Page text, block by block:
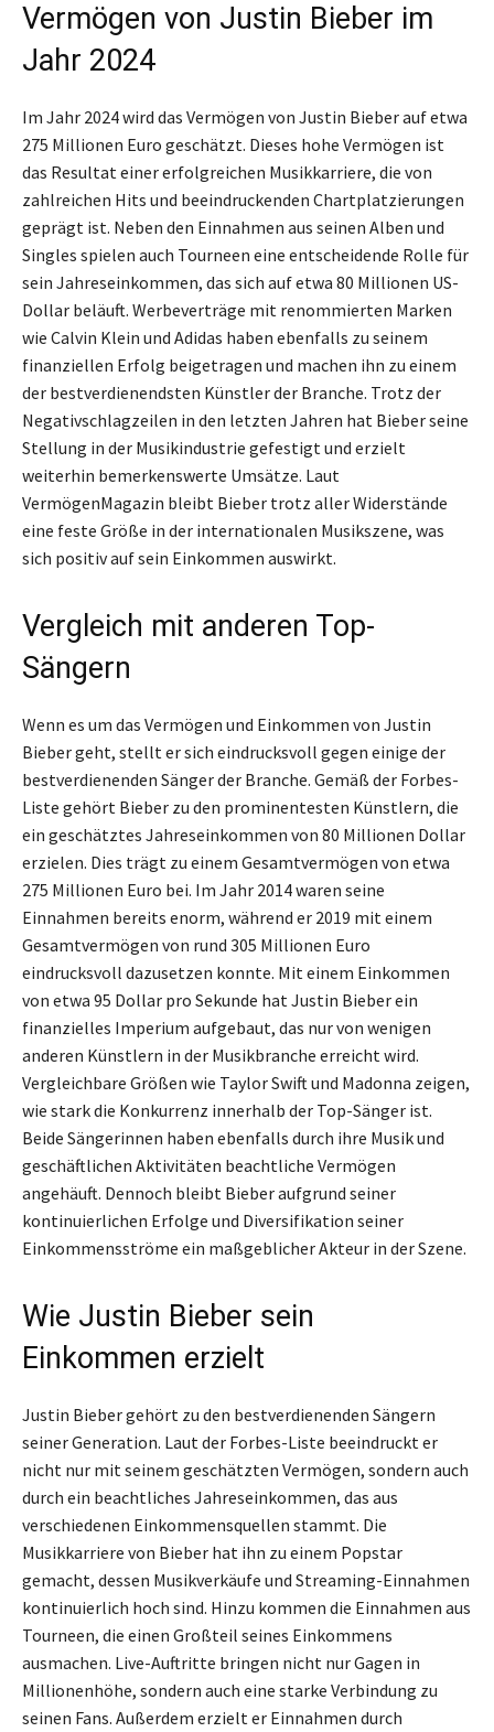
Vermögen von Justin Bieber im
Jahr 2024
Im Jahr 2024 wird das Vermögen von Justin Bieber auf etwa
275 Millionen Euro geschätzt. Dieses hohe Vermögen ist
das Resultat einer erfolgreichen Musikkarriere, die von
zahlreichen Hits und beeindruckenden Chartplatzierungen
geprägt ist. Neben den Einnahmen aus seinen Alben und
Singles spielen auch Tourneen eine entscheidende Rolle für
sein Jahreseinkommen, das sich auf etwa 80 Millionen US-
Dollar beläuft. Werbeverträge mit renommierten Marken
wie Calvin Klein und Adidas haben ebenfalls zu seinem
finanziellen Erfolg beigetragen und machen ihn zu einem
der bestverdienendsten Künstler der Branche. Trotz der
Negativschlagzeilen in den letzten Jahren hat Bieber seine
Stellung in der Musikindustrie gefestigt und erzielt
weiterhin bemerkenswerte Umsätze. Laut
VermögenMagazin bleibt Bieber trotz aller Widerstände
eine feste Größe in der internationalen Musikszene, was
sich positiv auf sein Einkommen auswirkt.
Vergleich mit anderen Top-
Sängern
Wenn es um das Vermögen und Einkommen von Justin
Bieber geht, stellt er sich eindrucksvoll gegen einige der
bestverdienenden Sänger der Branche. Gemäß der Forbes-
Liste gehört Bieber zu den prominentesten Künstlern, die
ein geschätztes Jahreseinkommen von 80 Millionen Dollar
erzielen. Dies trägt zu einem Gesamtvermögen von etwa
275 Millionen Euro bei. Im Jahr 2014 waren seine
Einnahmen bereits enorm, während er 2019 mit einem
Gesamtvermögen von rund 305 Millionen Euro
eindrucksvoll dazusetzen konnte. Mit einem Einkommen
von etwa 95 Dollar pro Sekunde hat Justin Bieber ein
finanzielles Imperium aufgebaut, das nur von wenigen
anderen Künstlern in der Musikbranche erreicht wird.
Vergleichbare Größen wie Taylor Swift und Madonna zeigen,
wie stark die Konkurrenz innerhalb der Top-Sänger ist.
Beide Sängerinnen haben ebenfalls durch ihre Musik und
geschäftlichen Aktivitäten beachtliche Vermögen
angehäuft. Dennoch bleibt Bieber aufgrund seiner
kontinuierlichen Erfolge und Diversifikation seiner
Einkommensströme ein maßgeblicher Akteur in der Szene.
Wie Justin Bieber sein
Einkommen erzielt
Justin Bieber gehört zu den bestverdienenden Sängern
seiner Generation. Laut der Forbes-Liste beeindruckt er
nicht nur mit seinem geschätzten Vermögen, sondern auch
durch ein beachtliches Jahreseinkommen, das aus
verschiedenen Einkommensquellen stammt. Die
Musikkarriere von Bieber hat ihn zu einem Popstar
gemacht, dessen Musikverkäufe und Streaming-Einnahmen
kontinuierlich hoch sind. Hinzu kommen die Einnahmen aus
Tourneen, die einen Großteil seines Einkommens
ausmachen. Live-Auftritte bringen nicht nur Gagen in
Millionenhöhe, sondern auch eine starke Verbindung zu
seinen Fans. Außerdem erzielt er Einnahmen durch